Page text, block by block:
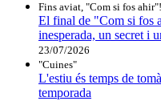
Fins aviat, "Com si fos ahir"!
El final de "Com si fos
inesperada, un secret i
23/07/2026
"Cuines"
L'estiu és temps de
temporada